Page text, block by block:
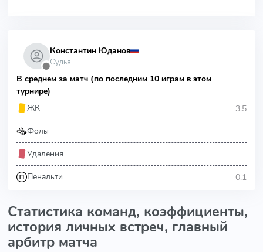
⬤
Константин Юданов
Судья
В среднем за матч (по последним 10 играм в этом
турнире)
ЖК
3.5
Фолы -
Удаления -
Пенальти 0.1
Статистика команд, коэффициенты,
история личных встреч, главный
арбитр матча